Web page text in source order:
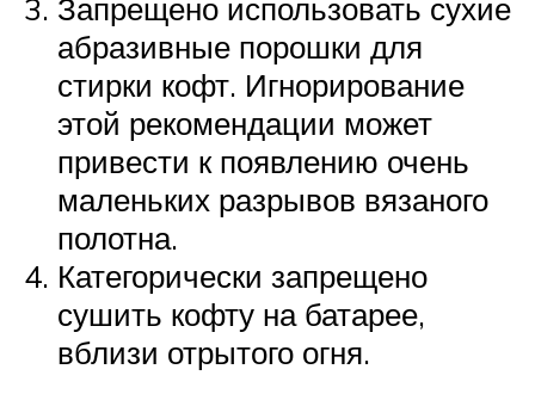
Запрещено использовать сухие
абразивные порошки для
стирки кофт. Игнорирование
этой рекомендации может
привести к появлению очень
маленьких разрывов вязаного
полотна.
Категорически запрещено
сушить кофту на батарее,
вблизи отрытого огня.